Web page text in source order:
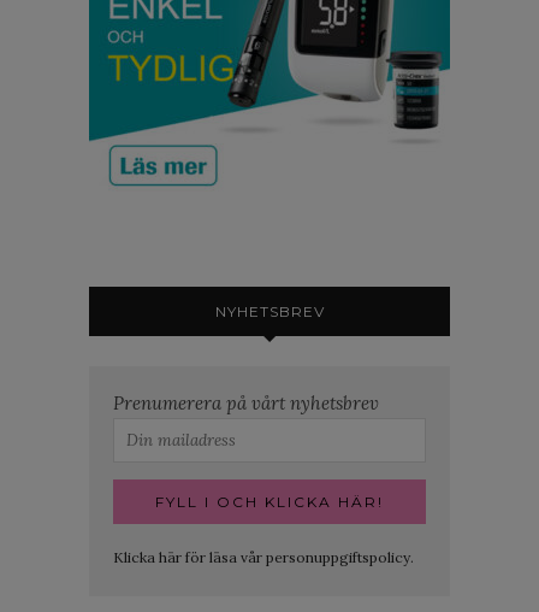
NYHETSBREV
Prenumerera på vårt nyhetsbrev
Klicka här för läsa vår personuppgiftspolicy.